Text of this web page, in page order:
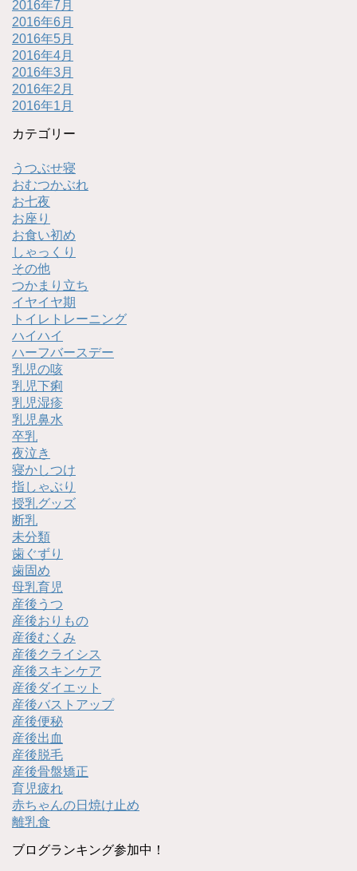
2016年7月
2016年6月
2016年5月
2016年4月
2016年3月
2016年2月
2016年1月
カテゴリー
うつぶせ寝
おむつかぶれ
お七夜
お座り
お食い初め
しゃっくり
その他
つかまり立ち
イヤイヤ期
トイレトレーニング
ハイハイ
ハーフバースデー
乳児の咳
乳児下痢
乳児湿疹
乳児鼻水
卒乳
夜泣き
寝かしつけ
指しゃぶり
授乳グッズ
断乳
未分類
歯ぐずり
歯固め
母乳育児
産後うつ
産後おりもの
産後むくみ
産後クライシス
産後スキンケア
産後ダイエット
産後バストアップ
産後便秘
産後出血
産後脱毛
産後骨盤矯正
育児疲れ
赤ちゃんの日焼け止め
離乳食
ブログランキング参加中！